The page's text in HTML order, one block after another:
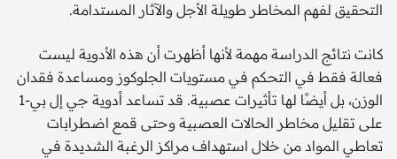
التحقيق لفهم المخاطر طويلة الأجل والآثار المستدامة.
كانت نتائج الدراسة مهمة لأنها أظهرت أن هذه الأدوية ليست
فعالة فقط في التحكم في مستويات الجلوكوز ومساعدة فقدان
الوزن، بل أيضًا لها تأثيرات عصبية. قد تساعد أدوية جي إل بي-1
على تقليل مخاطر الحالات العصبية وحتى قمع اضطرابات
تعاطي المواد من خلال استهداف مراكز الرغبة الشديدة في